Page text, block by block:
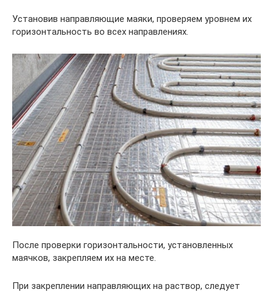
Установив направляющие маяки, проверяем уровнем их
горизонтальность во всех направлениях.
После проверки горизонтальности, установленных
маячков, закрепляем их на месте.
При закреплении направляющих на раствор, следует